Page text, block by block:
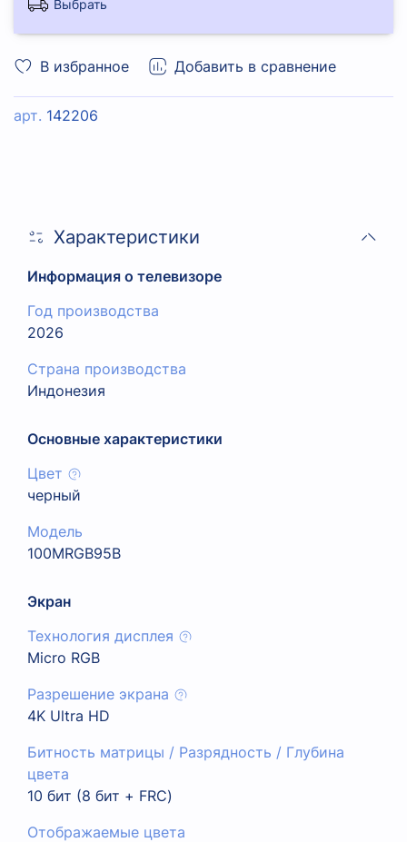
В избранное Добавить в сравнение
арт. 142206
Выбрать
Характеристики
Информация о телевизоре
Год производства
2026
Страна производства
Индонезия
Основные характеристики
Цвет
черный
Модель
100MRGB95B
Экран
Технология дисплея
Micro RGB
Разрешение экрана
4K Ultra HD
Битность матрицы / Разрядность / Глубина
цвета
10 бит (8 бит + FRC)
Отображаемые цвета